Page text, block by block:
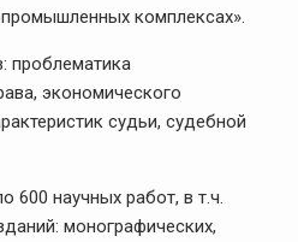
комплексах».
проблематика
экономического
судьи, судебной
600 научных работ, в т.ч.
монографических,